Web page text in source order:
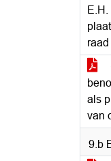
raad
als
van
9.b